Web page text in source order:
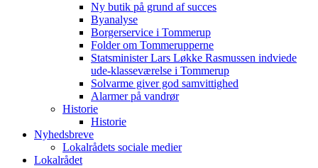
Ny butik på grund af succes
Byanalyse
Borgerservice i Tommerup
Folder om Tommerupperne
Statsminister Lars Løkke Rasmussen indviede
ude-klasseværelse i Tommerup
Solvarme giver god samvittighed
Alarmer på vandrør
Historie
Historie
Nyhedsbreve
Lokalrådets sociale medier
Lokalrådet